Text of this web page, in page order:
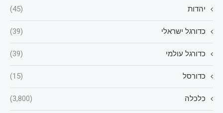
יהדות (45)
כדורגל ישראלי (39)
כדורגל עולמי (39)
כדורסל (15)
כלכלה (3,800)